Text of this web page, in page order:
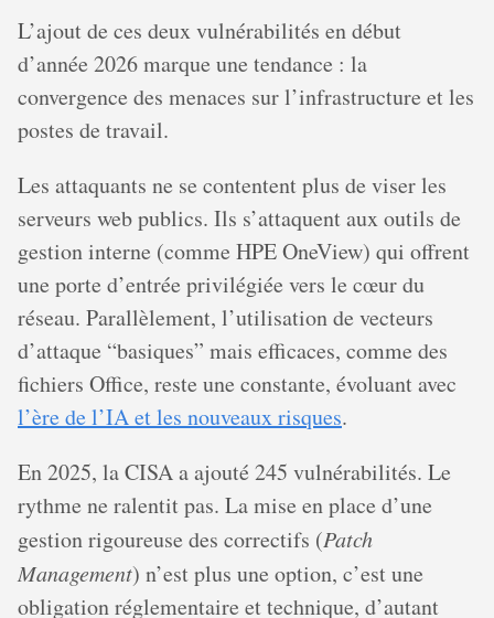
L’ajout de ces deux vulnérabilités en début
d’année 2026 marque une tendance : la
convergence des menaces sur l’infrastructure et les
postes de travail.
Les attaquants ne se contentent plus de viser les
serveurs web publics. Ils s’attaquent aux outils de
gestion interne (comme HPE OneView) qui offrent
une porte d’entrée privilégiée vers le cœur du
réseau. Parallèlement, l’utilisation de vecteurs
d’attaque “basiques” mais efficaces, comme des
fichiers Office, reste une constante, évoluant avec
l’ère de l’IA et les nouveaux risques.
En 2025, la CISA a ajouté 245 vulnérabilités. Le
rythme ne ralentit pas. La mise en place d’une
gestion rigoureuse des correctifs (Patch
Management) n’est plus une option, c’est une
obligation réglementaire et technique, d’autant